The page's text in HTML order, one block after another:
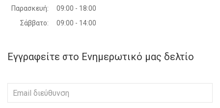
Παρασκευή:
09:00 - 18:00
Σάββατο:
09:00 - 14:00
Εγγραφείτε στο Ενημερωτικό μας δελτίο